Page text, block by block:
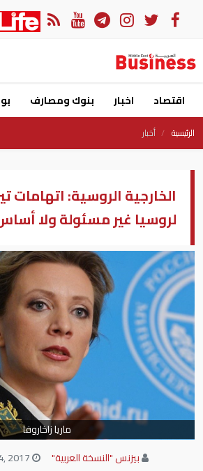
اقتصاد اخبار بنوك ومصارف
الرئيسية أخبار
الخارجية الروسية: اتهامات
لروسيا غير مسئولة ولا
ماريا زاخاروفا
بيزنس "النسخة العربية"